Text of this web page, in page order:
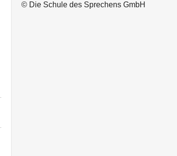
© Die Schule des Sprechens GmbH